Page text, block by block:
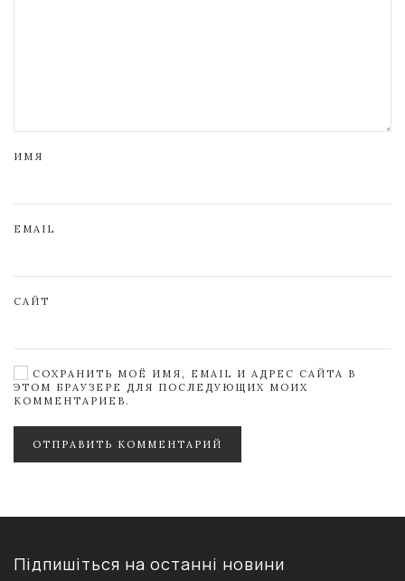
ИМЯ
EMAIL
САЙТ
СОХРАНИТЬ МОЁ ИМЯ, EMAIL И АДРЕС САЙТА В
ЭТОМ БРАУЗЕРЕ ДЛЯ ПОСЛЕДУЮЩИХ МОИХ
КОММЕНТАРИЕВ.
ОТПРАВИТЬ КОММЕНТАРИЙ
Підпишіться на останні новини